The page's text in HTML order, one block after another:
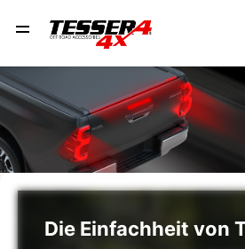
Die Einfachheit von